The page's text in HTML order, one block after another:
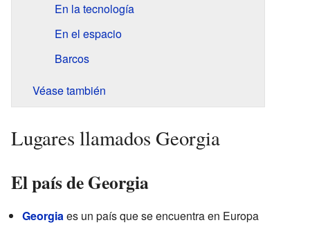
En la tecnología
En el espacio
Barcos
Véase también
Lugares llamados Georgia
El país de Georgia
Georgiaes un país que se encuentra en Europa